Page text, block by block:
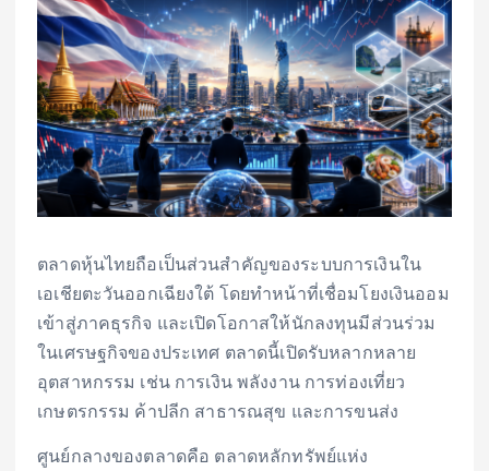
ตลาดหุ้นไทยถือเป็นส่วนสำคัญของระบบการเงินใน
เอเชียตะวันออกเฉียงใต้ โดยทำหน้าที่เชื่อมโยงเงินออม
เข้าสู่ภาคธุรกิจ และเปิดโอกาสให้นักลงทุนมีส่วนร่วม
ในเศรษฐกิจของประเทศ ตลาดนี้เปิดรับหลากหลาย
อุตสาหกรรม เช่น การเงิน พลังงาน การท่องเที่ยว
เกษตรกรรม ค้าปลีก สาธารณสุข และการขนส่ง
ศูนย์กลางของตลาดคือ ตลาดหลักทรัพย์แห่ง